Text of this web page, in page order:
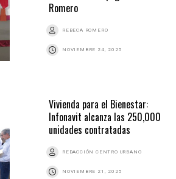
Romero
REBECA ROMERO
NOVIEMBRE 24, 2025
Vivienda para el Bienestar:
Infonavit alcanza las 250,000
unidades contratadas
REDACCIÓN CENTRO URBANO
NOVIEMBRE 21, 2025